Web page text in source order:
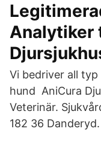
Analytiker
Vi bedriver all
hund AniCura
Veterinär.
182 36